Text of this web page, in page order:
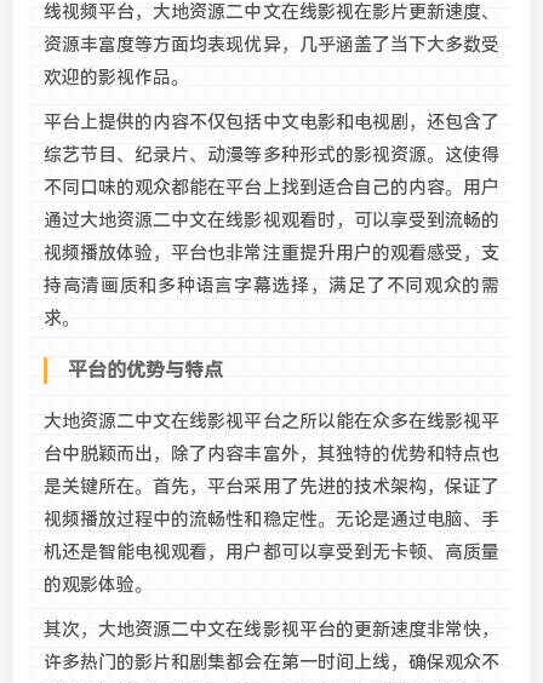
线视频平台，大地资源二中文在线影视在影片更新速度、
资源丰富度等方面均表现优异，几乎涵盖了当下大多数受
欢迎的影视作品。
平台上提供的内容不仅包括中文电影和电视剧，还包含了
综艺节目、纪录片、动漫等多种形式的影视资源。这使得
不同口味的观众都能在平台上找到适合自己的内容。用户
通过大地资源二中文在线影视观看时，可以享受到流畅的
视频播放体验，平台也非常注重提升用户的观看感受，支
持高清画质和多种语言字幕选择，满足了不同观众的需
求。
平台的优势与特点
大地资源二中文在线影视平台之所以能在众多在线影视平
台中脱颖而出，除了内容丰富外，其独特的优势和特点也
是关键所在。首先，平台采用了先进的技术架构，保证了
视频播放过程中的流畅性和稳定性。无论是通过电脑、手
机还是智能电视观看，用户都可以享受到无卡顿、高质量
的观影体验。
其次，大地资源二中文在线影视平台的更新速度非常快，
许多热门的影片和剧集都会在第一时间上线，确保观众不